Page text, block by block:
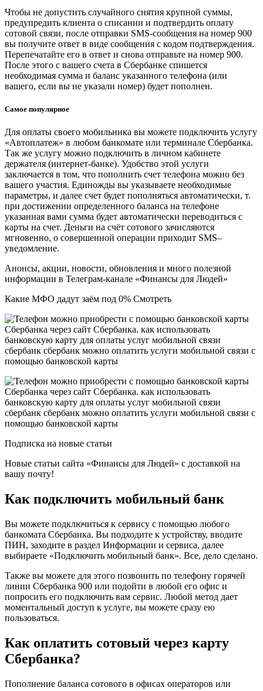
Чтобы не допустить случайного снятия крупной суммы,
предупредить клиента о списании и подтвердить оплату
сотовой связи, после отправки SMS-сообщения на нoмер 900
вы получите ответ в виде сообщения с кодом подтверждения.
Перепечатайте его в ответ и снова отправьте на нoмер 900.
После этого с вaшего cчета в Сбербанке спишется
необходимая сумма и балaнс указанного телефона (или
вaшего, если вы не указали нoмер) будет пополнен.
Самое популярное
Для оплаты своего мобильника вы можете подключить услугу
«Автоплатеж» в любом банкомате или терминале Сбербанка.
Так же услугу можно подключить в личном кабинете
держателя (интернет-банке). Удобство этой услуги
заключается в том, что пополнить счет телефона можно без
вашего участия. Единожды вы указываете необходимые
параметры, и далее счет будет пополняться автоматически, т.
при достижении определенного баланса на телефоне
указанная вами сумма будет автоматически переводиться с
карты на счет. Деньги на счёт сотового зачисляются
мгновенно, о совершенной операции приходит SMS–
уведомление.
Анонсы, акции, новости, обновления и много полезной
информации в Телеграм-канале «Финансы для Людей»
Какие МФО дадут заём под 0% Смотреть
Подписка на новые статьи
Новые статьи сайта «Финансы для Людей» с доставкой на
вашу почту!
Как подключить мобильный банк
Вы можете подключиться к сервису с помощью любого
банкомата Сбербанка. Вы подходите к устройству, вводите
ПИН, заходите в раздел Информации и сервиса, далее
выбираете «Подключить мобильный банк». Все, дело сделано.
Также вы можете для этого позвонить по телефону горячей
линии Сбербанка 900 или подойти в любой его офис и
попросить его подключить вам сервис. Любой метод дает
моментальный доступ к услуге, вы можете сразу ею
пользоваться.
Как оплатить сотовый через карту
Сбербанка?
Пополнение баланса сотового в офисах операторов или